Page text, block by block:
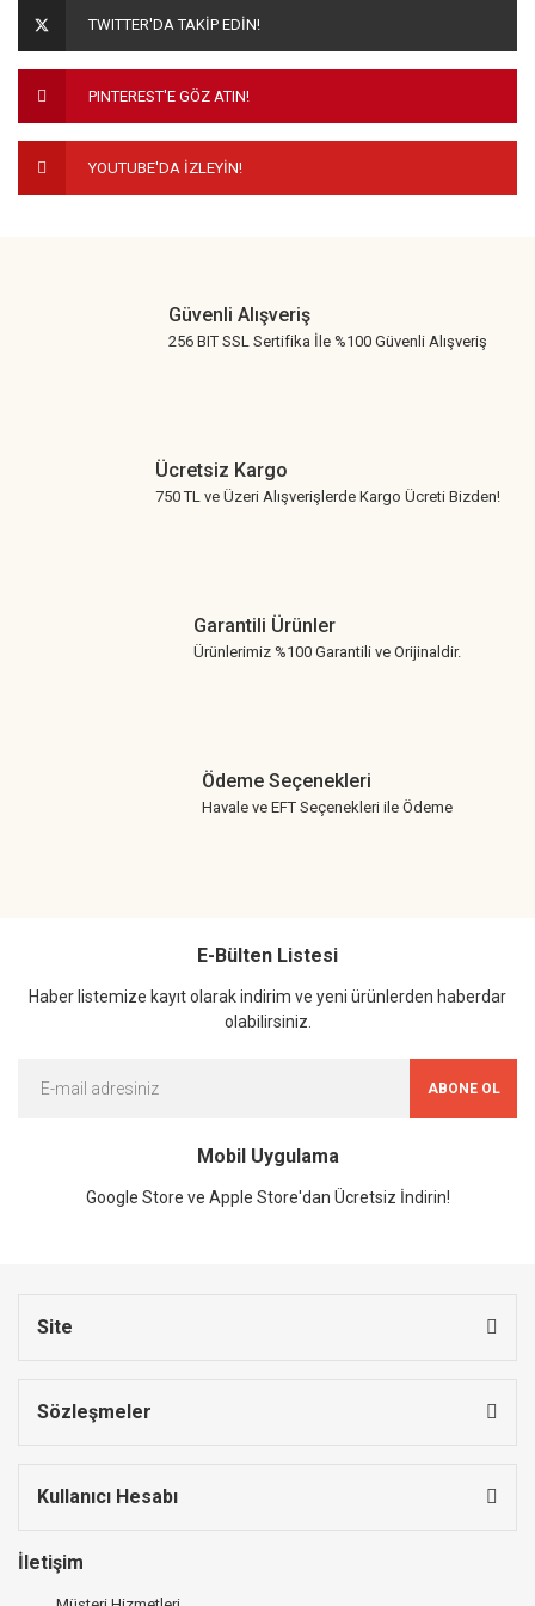
Ürün fiyatı diğer sitelerden daha pahalı.
Bu ürüne benzer farklı alternatifler olmalı.
TWITTER'DA TAKİP EDİN!
PINTEREST'E GÖZ ATIN!
YOUTUBE'DA İZLEYİN!
Güvenli Alışveriş
256 BIT SSL Sertifika İle %100 Güvenli Alışveriş
Ücretsiz Kargo
750 TL ve Üzeri Alışverişlerde Kargo Ücreti Bizden!
Garantili Ürünler
Ürünlerimiz %100 Garantili ve Orijinaldir.
Ödeme Seçenekleri
Havale ve EFT Seçenekleri ile Ödeme
E-Bülten Listesi
Haber listemize kayıt olarak indirim ve yeni ürünlerden haberdar
olabilirsiniz.
ABONE OL
Mobil Uygulama
Google Store ve Apple Store'dan Ücretsiz İndirin!
Site
Sözleşmeler
Kullanıcı Hesabı
İletişim